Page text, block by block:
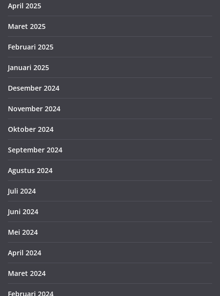
April 2025
Maret 2025
Februari 2025
Januari 2025
Desember 2024
November 2024
Oktober 2024
September 2024
Agustus 2024
Juli 2024
Juni 2024
Mei 2024
April 2024
Maret 2024
Februari 2024